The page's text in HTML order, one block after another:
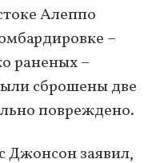
Алеппо
–
раненых –
сброшены две
повреждено.
заявил,